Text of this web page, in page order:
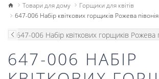
Товари для дому
Горщики для квітів
647-006 Набір квіткових горщиків Рожева
647-006 НАБІР